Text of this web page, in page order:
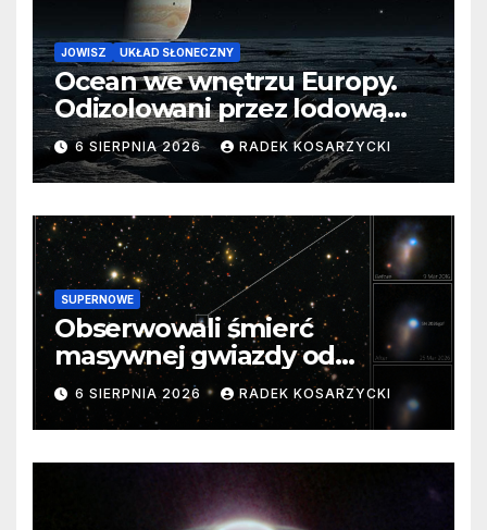
JOWISZ UKŁAD SŁONECZNY
Ocean we wnętrzu Europy.
Odizolowani przez lodową
barierę
6 SIERPNIA 2026 RADEK KOSARZYCKI
SUPERNOWE
Obserwowali śmierć
masywnej gwiazdy od
samego początku. Niezwykle
cenne dane
6 SIERPNIA 2026 RADEK KOSARZYCKI